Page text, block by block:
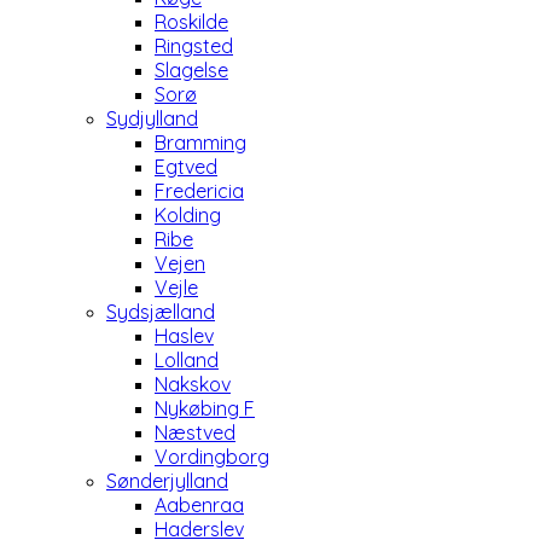
Roskilde
Ringsted
Slagelse
Sorø
Sydjylland
Bramming
Egtved
Fredericia
Kolding
Ribe
Vejen
Vejle
Sydsjælland
Haslev
Lolland
Nakskov
Nykøbing F
Næstved
Vordingborg
Sønderjylland
Aabenraa
Haderslev